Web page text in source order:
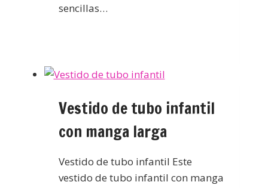
sencillas…
Vestido de tubo infantil
con manga larga
Vestido de tubo infantil Este
vestido de tubo infantil con manga